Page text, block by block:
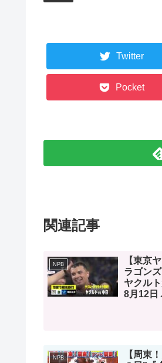
Twitter
Pocket
関連記事
NPB
【東京
ラゴン
ヤクル
8月12日
NPB
【周東